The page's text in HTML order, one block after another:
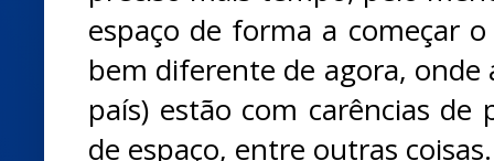
espaço de forma a começar
bem diferente de agora, onde
país) estão com carências
de espaço, entre outras coisas.